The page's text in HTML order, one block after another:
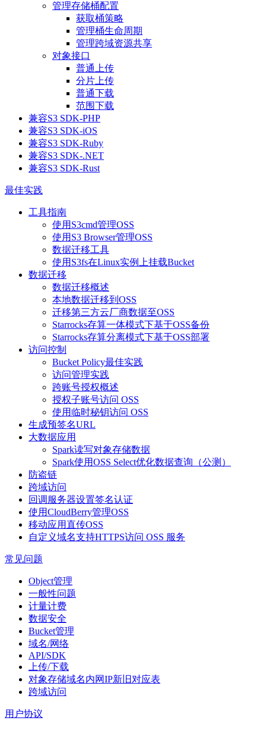
管理存储桶配置
获取桶策略
管理桶生命周期
管理跨域资源共享
对象接口
普通上传
分片上传
普通下载
范围下载
兼容S3 SDK-PHP
兼容S3 SDK-iOS
兼容S3 SDK-Ruby
兼容S3 SDK-.NET
兼容S3 SDK-Rust
最佳实践
工具指南
使用S3cmd管理OSS
使用S3 Browser管理OSS
数据迁移工具
使用S3fs在Linux实例上挂载Bucket
数据迁移
数据迁移概述
本地数据迁移到OSS
迁移第三方云厂商数据至OSS
Starrocks存算一体模式下基于OSS备份
Starrocks存算分离模式下基于OSS部署
访问控制
Bucket Policy最佳实践
访问管理实践
跨账号授权概述
授权子账号访问 OSS
使用临时秘钥访问 OSS
生成预签名URL
大数据应用
Spark读写对象存储数据
Spark使用OSS Select优化数据查询（公测）
防盗链
跨域访问
回调服务器设置签名认证
使用CloudBerry管理OSS
移动应用直传OSS
自定义域名支持HTTPS访问 OSS 服务
常见问题
Object管理
一般性问题
计量计费
数据安全
Bucket管理
域名/网络
API/SDK
上传/下载
对象存储域名内网IP新旧对应表
跨域访问
用户协议